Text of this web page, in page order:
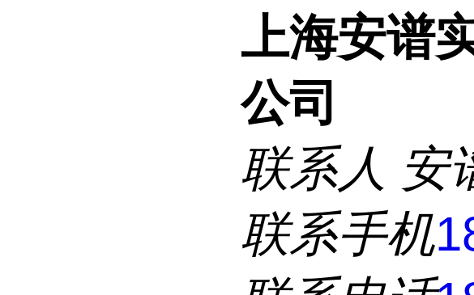
上海安谱
公司
联系人 安
联系手机